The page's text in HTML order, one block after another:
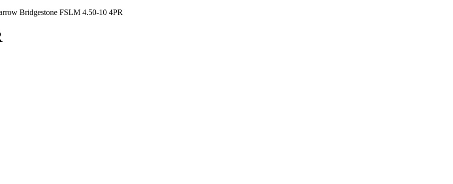
Bridgestone FSLM 4.50-10 4PR